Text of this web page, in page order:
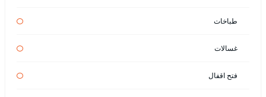
طباخات
غسالات
فتح اقفال